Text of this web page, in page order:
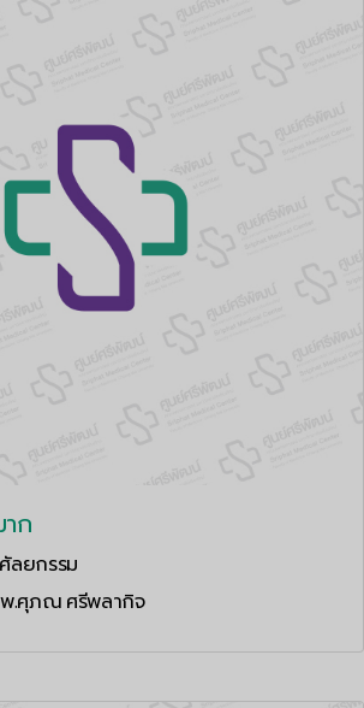
ก
ลยกรรม
.ศุภณ ศรีพลากิจ